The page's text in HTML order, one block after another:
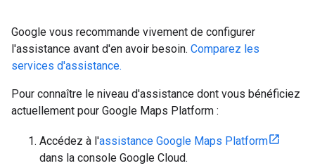
Google vous recommande vivement de configurer
l'assistance avant d'en avoir besoin. Comparez les
services d'assistance.
Pour connaître le niveau d'assistance dont vous bénéficiez
actuellement pour Google Maps Platform :
Accédez à l'assistance Google Maps Platform
dans la console Google Cloud.